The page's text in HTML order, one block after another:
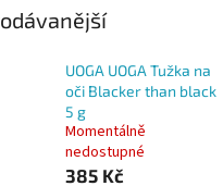
UOGA UOGA Tužka na
oči Blacker than black
5 g
Momentálně
nedostupné
385 Kč